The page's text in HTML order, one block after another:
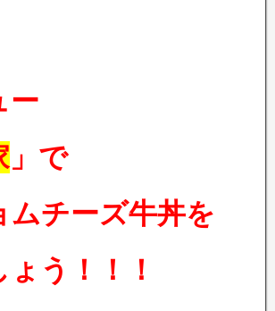
ー
」で
ムチーズ牛丼を
う！！！